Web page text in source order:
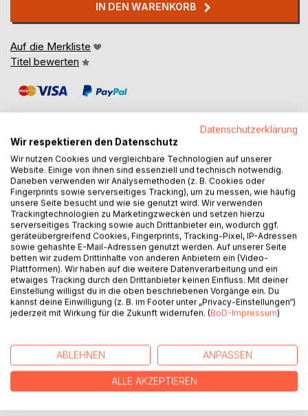
IN DEN WARENKORB
Auf die Merkliste
Titel bewerten
BESCHREIBUNG
Novalis: Heinrich von Ofterdingen. Der Nachdruck des
Textes in der «Bibliothek der Erstausgaben» folgt
originalgetreu in Orthographie und Interpunktion der
Erstausgabe von 1802. Die Originalpaginierung wird im
fortlaufenden Text vermerkt. Der Anhang (Textgestalt,
Glossar, Zeittafel, Nachwort) gibt Auskunft zu Leben und
Werk.
PRESSESTIMMEN
Datenschutzerklärung
Wir respektieren den Datenschutz
Wir nutzen Cookies und vergleichbare Technologien auf unserer
Website. Einige von ihnen sind essenziell und technisch notwendig.
Daneben verwenden wir Analysemethoden (z. B. Cookies oder
Fingerprints sowie serverseitiges Tracking), um zu messen, wie häufig
unsere Seite besucht und wie sie genutzt wird. Wir verwenden
Trackingtechnologien zu Marketingzwecken und setzen hierzu
serverseitiges Tracking sowie auch Drittanbieter ein, wodurch ggf.
geräteübergreifend Cookies, Fingerprints, Tracking-Pixel, IP-Adressen
sowie gehashte E-Mail-Adressen genutzt werden. Auf unserer Seite
betten wir zudem Drittinhalte von anderen Anbietern ein (Video-
Plattformen). Wir haben auf die weitere Datenverarbeitung und ein
etwaiges Tracking durch den Drittanbieter keinen Einfluss. Mit deiner
Einstellung willigst du in die oben beschriebenen Vorgänge ein. Du
kannst deine Einwilligung (z. B. im Footer unter „Privacy-Einstellungen“)
jederzeit mit Wirkung für die Zukunft widerrufen. (BoD-Impressum)
ABLEHNEN ANPASSEN
ALLE AKZEPTIEREN